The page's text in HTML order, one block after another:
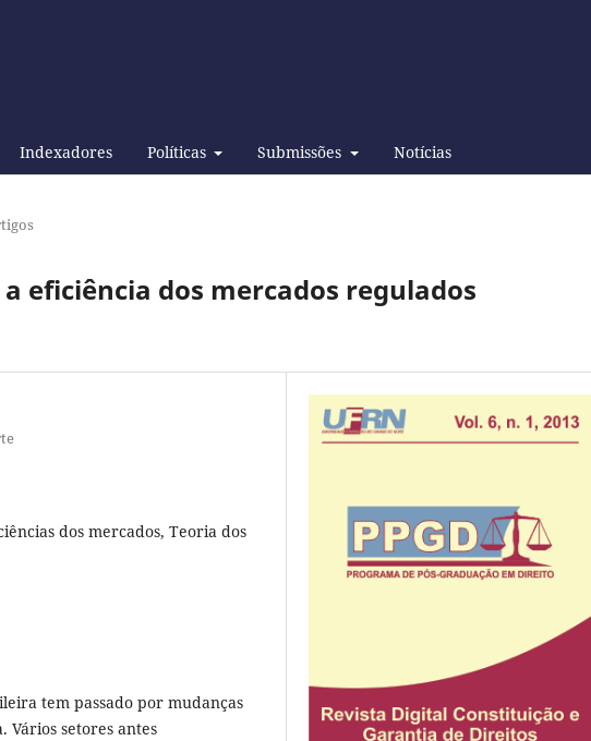
Indexadores Políticas Submissões Notícias
eficiência dos mercados regulados
dos mercados, Teoria dos
tem passado por mudanças
setores antes